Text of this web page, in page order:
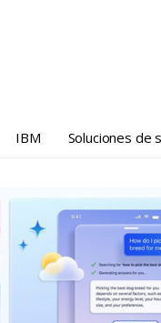
IBM Soluciones de